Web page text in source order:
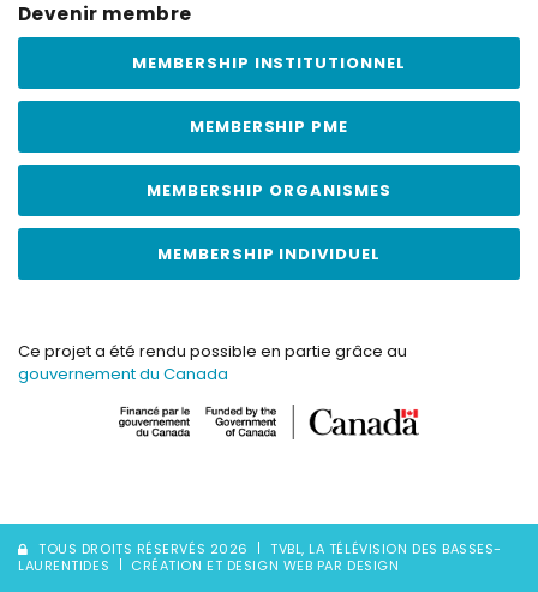
Devenir membre
MEMBERSHIP INSTITUTIONNEL
MEMBERSHIP PME
MEMBERSHIP ORGANISMES
MEMBERSHIP INDIVIDUEL
Ce projet a été rendu possible en partie grâce au
gouvernement du Canada
TOUS DROITS RÉSERVÉS 2026
TVBL, LA TÉLÉVISION DES BASSES-
LAURENTIDES
CRÉATION ET DESIGN WEB PAR DESIGN